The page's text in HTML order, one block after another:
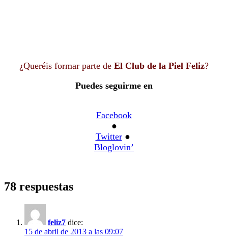
¿Queréis formar parte de El Club de la Piel Feliz?
Puedes seguirme en
Facebook
●
Twitter ●
Bloglovin’
78 respuestas
feliz7 dice:
15 de abril de 2013 a las 09:07